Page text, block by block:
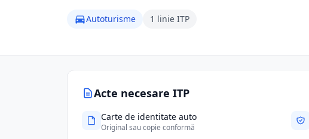
Autoturisme 1 linie ITP
Acte necesare ITP
Carte de identitate auto
Original sau copie conformă